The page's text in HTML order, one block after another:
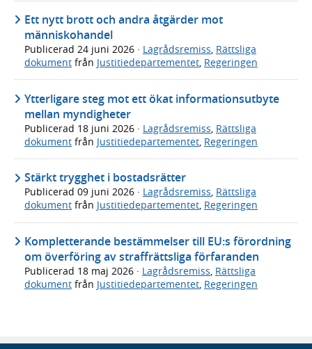
Ett nytt brott och andra åtgärder mot
människohandel
Publicerad 24 juni 2026 · Lagrådsremiss, Rättsliga
dokument från Justitiedepartementet, Regeringen
Ytterligare steg mot ett ökat informationsutbyte
mellan myndigheter
Publicerad 18 juni 2026 · Lagrådsremiss Rättsliga
dokument från Justitiedepartementet Regeringen
Stärkt trygghet i bostadsrätter
Publicerad 09 juni 2026 · Lagrådsremiss, Rättsliga
dokument från Justitiedepartementet, Regeringen
Kompletterande bestämmelser till EU:s förordning
om överföring av straffrättsliga förfaranden
Publicerad 18 maj 2026 · Lagrådsremiss, Rättsliga
dokument från Justitiedepartementet, Regeringen